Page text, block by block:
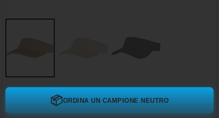
📦ORDINA UN CAMPIONE NEUTRO